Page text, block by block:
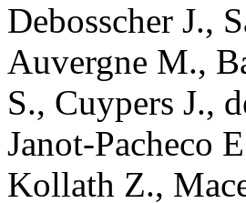
Debosscher J.,
Auvergne M.,
S., Cuypers J.,
Janot-Pacheco
Kollath Z.,